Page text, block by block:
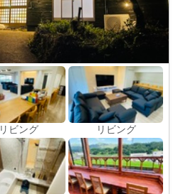
リビング リビング